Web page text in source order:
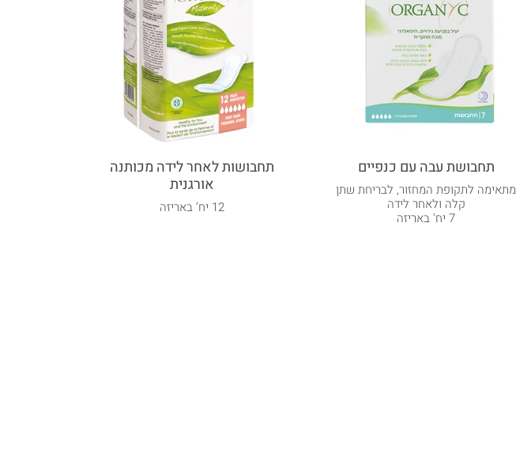
תחבושת עבה עם כנפיים
מתאימה לתקופת המחזור, לבריחת שתן
קלה ולאחר לידה
7 יח' באריזה
תחבושות לאחר לידה מכותנה
אורגנית
12 יח’ באריזה